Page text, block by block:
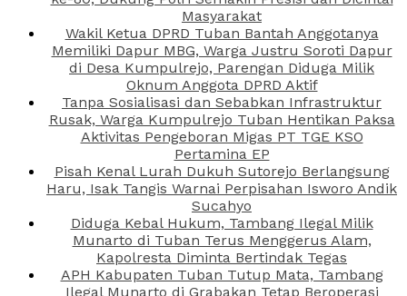
Masyarakat
Wakil Ketua DPRD Tuban Bantah Anggotanya
Memiliki Dapur MBG, Warga Justru Soroti Dapur
di Desa Kumpulrejo, Parengan Diduga Milik
Oknum Anggota DPRD Aktif
Tanpa Sosialisasi dan Sebabkan Infrastruktur
Rusak, Warga Kumpulrejo Tuban Hentikan Paksa
Aktivitas Pengeboran Migas PT TGE KSO
Pertamina EP
Pisah Kenal Lurah Dukuh Sutorejo Berlangsung
Haru, Isak Tangis Warnai Perpisahan Isworo Andik
Sucahyo
Diduga Kebal Hukum, Tambang Ilegal Milik
Munarto di Tuban Terus Menggerus Alam,
Kapolresta Diminta Bertindak Tegas
APH Kabupaten Tuban Tutup Mata, Tambang
Ilegal Munarto di Grabakan Tetap Beroperasi